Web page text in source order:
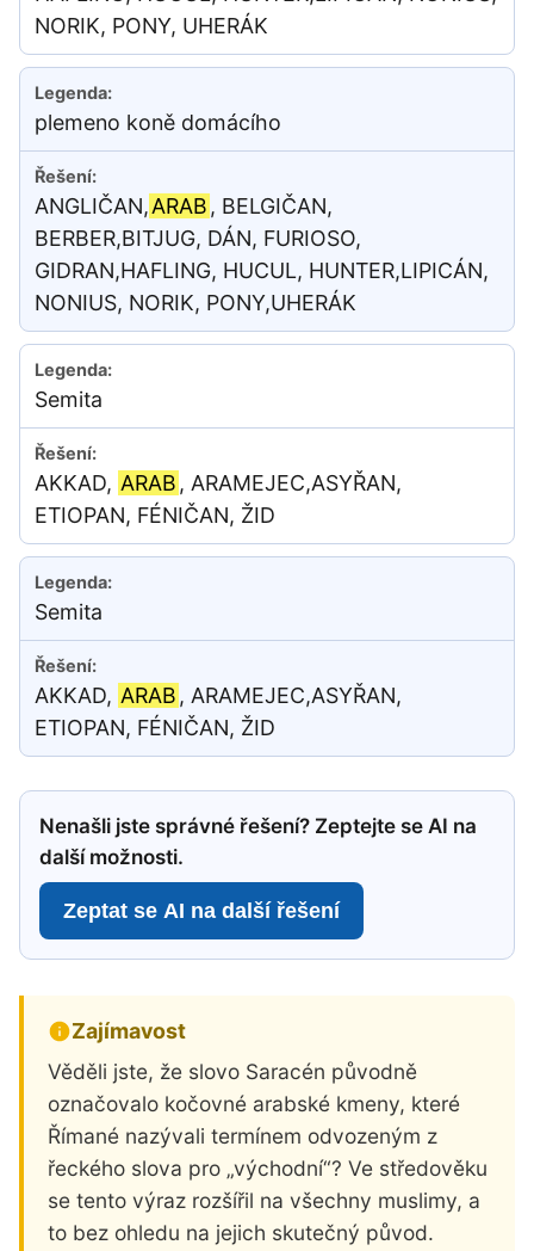
NORIK, PONY, UHERÁK
plemeno koně domácího
ANGLIČAN,ARAB, BELGIČAN,
BERBER,BITJUG, DÁN, FURIOSO,
GIDRAN,HAFLING, HUCUL, HUNTER,LIPICÁN,
NONIUS, NORIK, PONY,UHERÁK
Semita
AKKAD, ARAB, ARAMEJEC,ASYŘAN,
ETIOPAN, FÉNIČAN, ŽID
Semita
AKKAD, ARAB, ARAMEJEC,ASYŘAN,
ETIOPAN, FÉNIČAN, ŽID
Nenašli jste správné řešení? Zeptejte se AI na
další možnosti.
Zeptat se AI na další řešení
Zajímavost
Věděli jste, že slovo Saracén původně
označovalo kočovné arabské kmeny, které
Římané nazývali termínem odvozeným z
řeckého slova pro „východní“? Ve středověku
se tento výraz rozšířil na všechny muslimy, a
to bez ohledu na jejich skutečný původ.